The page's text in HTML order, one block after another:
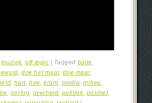
muziek,off-topic Tagged bank,
,doe het maar,doe maar,
,hart,hoe,krant,media,milieu,
, oorlog, overheid, politiek, positief,